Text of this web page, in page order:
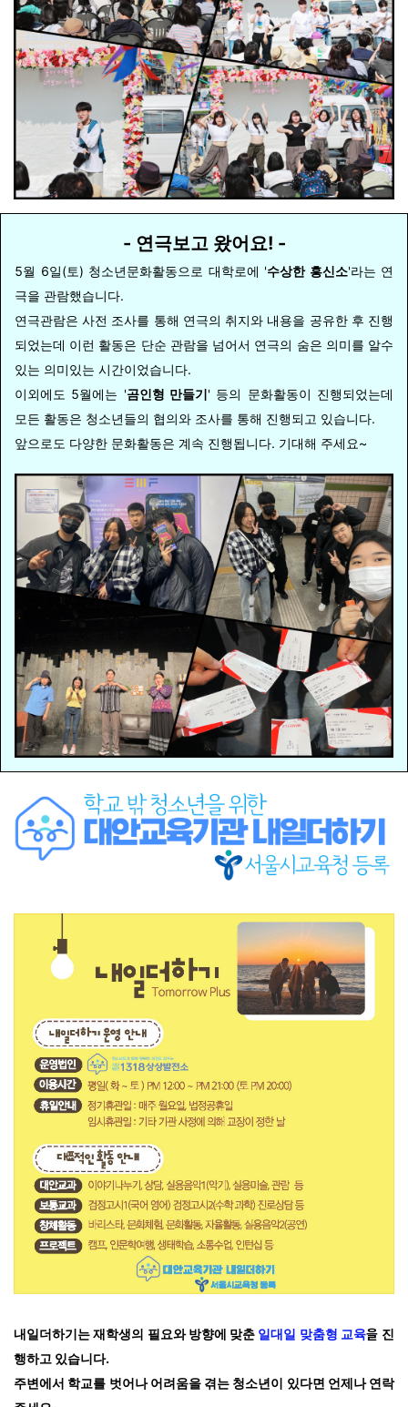
- 연극보고 왔어요! -
5월 6일(토) 청소년문화활동으로 대학로에 '수상한 흥신소'라는 연
극을 관람했습니다.
연극관람은 사전 조사를 통해 연극의 취지와 내용을 공유한 후 진행
되었는데 이런 활동은 단순 관람을 넘어서 연극의 숨은 의미를 알수
있는 의미있는 시간이었습니다.
이외에도 5월에는 '곰인형 만들기' 등의 문화활동이 진행되었는데
모든 활동은 청소년들의 협의와 조사를 통해 진행되고 있습니다.
앞으로도 다양한 문화활동은 계속 진행됩니다. 기대해 주세요~
내일더하기는재학생의 필요와 방향에 맞춘 일대일 맞춤형 교육을 진
행하고 있습니다.
주변에서 학교를 벗어나 어려움을 겪는 청소년이 있다면 언제나 연락